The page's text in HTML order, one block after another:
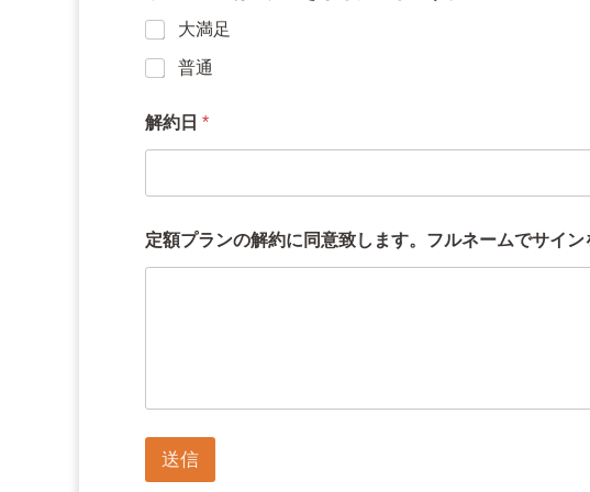
大満足
普通
解約日 *
定額プランの解約に同意致します。フルネームでサイ
送信